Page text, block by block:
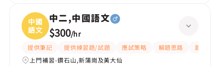
中國
語文
中二,中國語文
$300/hr
提供筆記 提供練習題/試題 應試策略 解題思路
題目講解
上門補習-鑽石山,新蒲崗及黃大仙